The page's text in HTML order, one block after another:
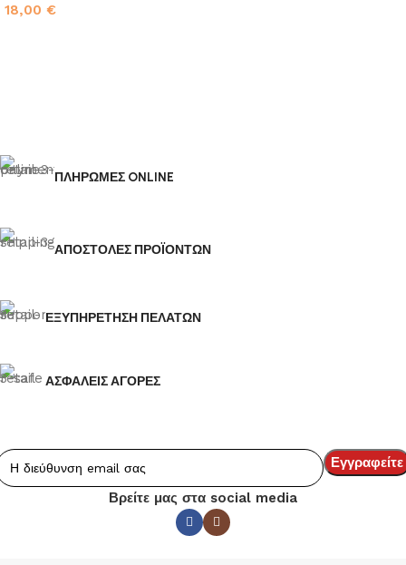
18,00 €
ΠΛΗΡΩΜΕΣ ONLINE
ΑΠΟΣΤΟΛΕΣ ΠΡΟΪΟΝΤΩΝ
ΕΞΥΠΗΡΕΤΗΣΗ ΠΕΛΑΤΩΝ
ΑΣΦΑΛΕΙΣ ΑΓΟΡΕΣ
Βρείτε μας στα social media